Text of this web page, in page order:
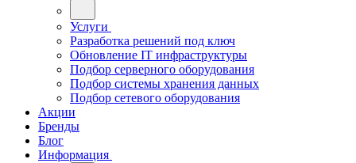
Услуги
Разработка решений под ключ
Обновление IT инфраструктуры
Подбор серверного оборудования
Подбор системы хранения данных
Подбор сетевого оборудования
Акции
Бренды
Блог
Информация